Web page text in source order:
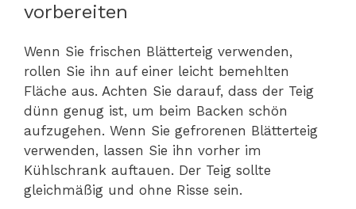
vorbereiten
Wenn Sie frischen Blätterteig verwenden,
rollen Sie ihn auf einer leicht bemehlten
Fläche aus. Achten Sie darauf, dass der Teig
dünn genug ist, um beim Backen schön
aufzugehen. Wenn Sie gefrorenen Blätterteig
verwenden, lassen Sie ihn vorher im
Kühlschrank auftauen. Der Teig sollte
gleichmäßig und ohne Risse sein.